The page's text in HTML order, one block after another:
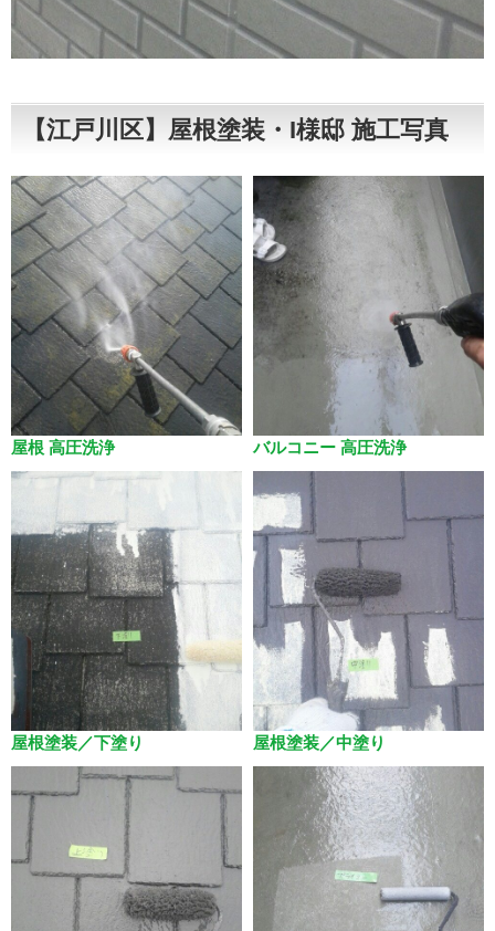
【江戸川区】屋根塗装・I様邸 施工写真
屋根 高圧洗浄 バルコニー 高圧洗浄
屋根塗装／下塗り 屋根塗装／中塗り